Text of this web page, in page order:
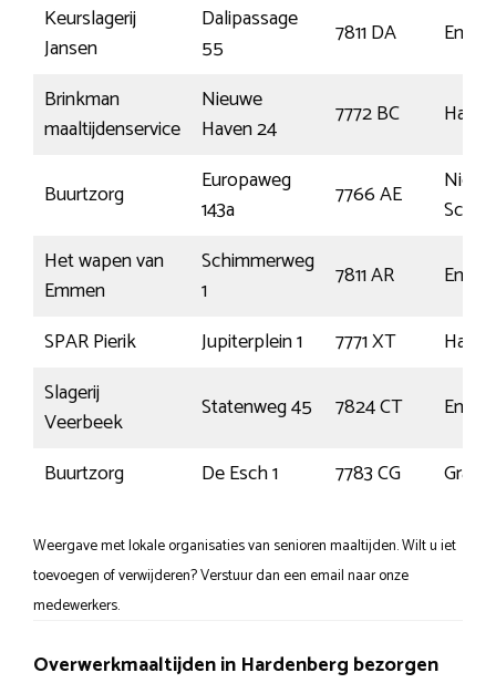
Keurslagerij
Jansen
Dalipassage
55
7811 DA
Brinkman
maaltijdenservice
Nieuwe
Haven 24
7772 BC
Buurtzorg
Europaweg
143a
7766 AE
Het wapen van
Emmen
Schimmerweg
1
7811 AR
SPAR Pierik
Jupiterplein 1 7771 XT
Slagerij
Veerbeek
Statenweg 45 7824 CT
Buurtzorg
De Esch 1 7783 CG
Weergave met lokale organisaties van senioren maaltijden. Wilt u iet
toevoegen of verwijderen? Verstuur dan een email naar onze
medewerkers.
Overwerkmaaltijden in Hardenberg bezorgen